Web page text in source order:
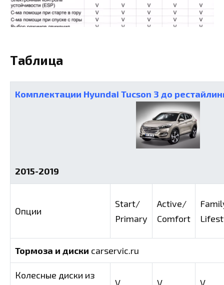
Таблица
Комплектации Hyundai Tucson 3 до
2015-2019
Опции
Start/
Primary
Active/
Comfort
Тормоза и диски carservic.ru
Колесные диски из
V V V